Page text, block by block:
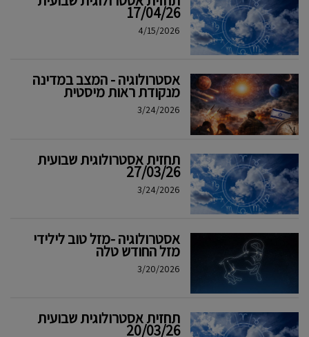
17/04/26
4/15/2026
אסטרולוגיה - המצב במדינה
מנקודת ראות מיסטית
3/24/2026
תחזית אסטרולוגית שבועית
27/03/26
3/24/2026
אסטרולוגיה -מזל טוב לילידי
מזל החודש טלה
3/20/2026
תחזית אסטרולוגית שבועית
20/03/26